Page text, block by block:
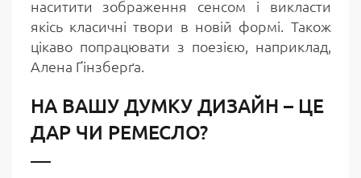
наситити зображення сенсом і викласти
якісь класичні твори в новій формі. Також
цікаво попрацювати з поезією, наприклад,
Алена Ґінзберґа.
НА ВАШУ ДУМКУ ДИЗАЙН – ЦЕ
ДАР ЧИ РЕМЕСЛО?